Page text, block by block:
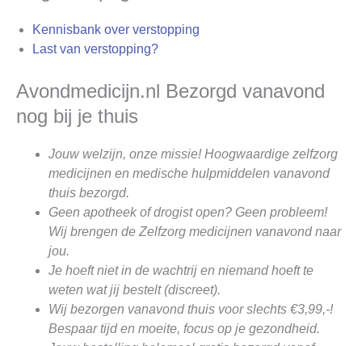
Kennisbank over verstopping
Last van verstopping?
Avondmedicijn.nl Bezorgd vanavond
nog bij je thuis
Jouw welzijn, onze missie! Hoogwaardige zelfzorg
medicijnen en medische hulpmiddelen vanavond
thuis bezorgd.
Geen apotheek of drogist open? Geen probleem!
Wij brengen de Zelfzorg medicijnen vanavond naar
jou.
Je hoeft niet in de wachtrij en niemand hoeft te
weten wat jij bestelt (discreet).
Wij bezorgen vanavond thuis voor slechts €3,99,-!
Bespaar tijd en moeite, focus op je gezondheid.